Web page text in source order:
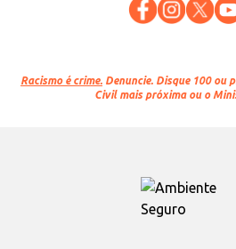
Racismo é crime. Denuncie. Disque 100 ou
Civil mais próxima ou o